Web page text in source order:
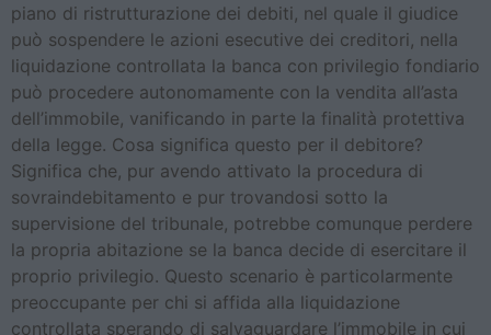
piano di ristrutturazione dei debiti, nel quale il giudice
può sospendere le azioni esecutive dei creditori, nella
liquidazione controllata la banca con privilegio fondiario
può procedere autonomamente con la vendita all’asta
dell’immobile, vanificando in parte la finalità protettiva
della legge. Cosa significa questo per il debitore?
Significa che, pur avendo attivato la procedura di
sovraindebitamento e pur trovandosi sotto la
supervisione del tribunale, potrebbe comunque perdere
la propria abitazione se la banca decide di esercitare il
proprio privilegio. Questo scenario è particolarmente
preoccupante per chi si affida alla liquidazione
controllata sperando di salvaguardare l’immobile in cui